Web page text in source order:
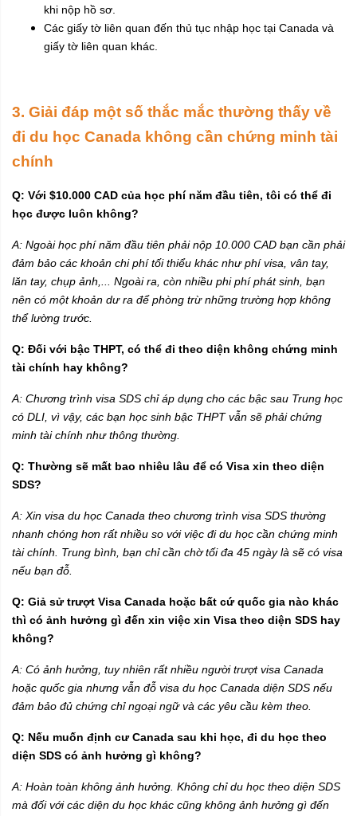
khi nộp hồ sơ.
Các giấy tờ liên quan đến thủ tục nhập học tại Canada và
giấy tờ liên quan khác.
3. Giải đáp một số thắc mắc thường thấy về
đi du học Canada không cần chứng minh tài
chính
Q: Với $10.000 CAD của học phí năm đầu tiên, tôi có thể đi
học được luôn không?
A: Ngoài học phí năm đầu tiên phải nộp 10.000 CAD bạn cần phải
đảm bảo các khoản chi phí tối thiểu khác như phí visa, vân tay,
lăn tay, chụp ảnh,... Ngoài ra, còn nhiều phi phí phát sinh, bạn
nên có một khoản dư ra để phòng trừ những trường hợp không
thể lường trước.
Q: Đối với bậc THPT, có thể đi theo diện không chứng minh
tài chính hay không?
A: Chương trình visa SDS chỉ áp dụng cho các bậc sau Trung học
có DLI, vì vậy, các bạn học sinh bậc THPT vẫn sẽ phải chứng
minh tài chính như thông thường.
Q: Thường sẽ mất bao nhiêu lâu để có Visa xin theo diện
SDS?
A: Xin visa du học Canada theo chương trình visa SDS thường
nhanh chóng hơn rất nhiều so với việc đi du học cần chứng minh
tài chính. Trung bình, bạn chỉ cần chờ tối đa 45 ngày là sẽ có visa
nếu bạn đỗ.
Q: Giả sử trượt Visa Canada hoặc bất cứ quốc gia nào khác
thì có ảnh hưởng gì đến xin việc xin Visa theo diện SDS hay
không?
A: Có ảnh hưởng, tuy nhiên rất nhiều người trượt visa Canada
hoặc quốc gia nhưng vẫn đỗ visa du học Canada diện SDS nếu
đảm bảo đủ chứng chỉ ngoại ngữ và các yêu cầu kèm theo.
Q: Nếu muốn định cư Canada sau khi học, đi du học theo
diện SDS có ảnh hưởng gì không?
A: Hoàn toàn không ảnh hưởng. Không chỉ du học theo diện SDS
mà đối với các diện du học khác cũng không ảnh hưởng gì đến